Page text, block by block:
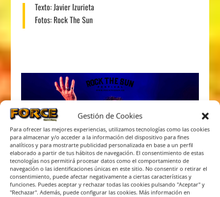
Gestión de Cookies
Para ofrecer las mejores experiencias, utilizamos tecnologías como las cookies
para almacenar y/o acceder a la información del dispositivo para fines
analíticos y para mostrarte publicidad personalizada en base a un perfil
elaborado a partir de tus hábitos de navegación. El consentimiento de estas
tecnologías nos permitirá procesar datos como el comportamiento de
navegación o las identificaciones únicas en este sitio. No consentir o retirar el
consentimiento, puede afectar negativamente a ciertas características y
funciones. Puedes aceptar y rechazar todas las cookies pulsando "Aceptar" y
"Rechazar". Además, puede configurar las cookies. Más información en
Texto:Javier Izurieta
Fotos: Rock The Sun